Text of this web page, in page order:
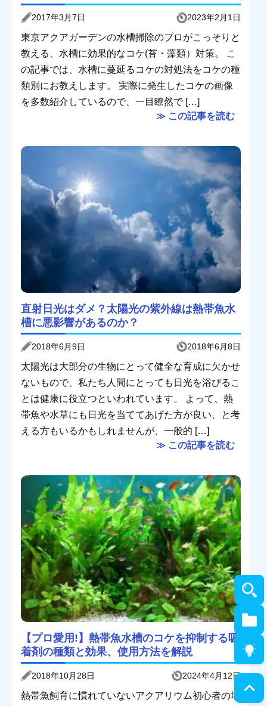
2017年3月7日 2023年2月1日
東京アクアガーデンの水槽掃除のプロがこっそりと
教える、水槽に効果的なコケ(苔・藻類）対策。 こ
の記事では、水槽に蔓延るコケの対処法をコケの種
類別にお教えします。 実際に発生したコケの画像
を多数紹介しているので、一目瞭然で […]
≫ この記事を読む
直射日光はダメ？太陽光の紫外線は熱帯魚水
槽に悪影響があるのか？
2018年6月9日 2018年6月8日
太陽光は大部分の生物にとって健全な育成に欠かせ
ないもので、私たち人間にとっても日光を浴びるこ
とは健康に役立つといわれています。 よって、熱
帯魚や水草にも日光を当ててあげた方が良い、と考
える方もいるかもしれませんが、一般的 […]
≫ この記事を読む
【プロ愛用!】熱帯魚水槽のコケを抑制する吸
着剤の種類と効果、使用方法を解説
2018年10月28日 2024年4月12日
熱帯魚飼育に慣れていないアクアリウム初心者の場